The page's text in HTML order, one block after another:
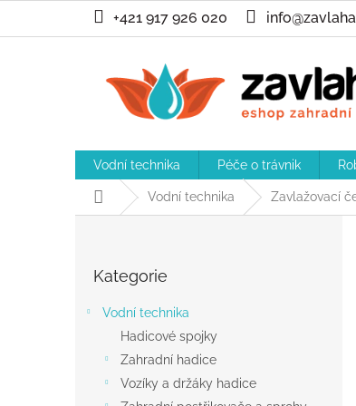
obsah
+421 917 926 020
Vodní technika Péče o trávnik
Domů Vodní technika Zavlažovací
kategorie
Kategorie
Vodní technika
Hadicové spojky
Zahradní hadice
Vozíky a držáky hadice